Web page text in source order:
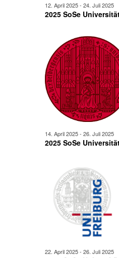
2025 SoSe
12. April 2025- 24. Juli 2025
2025 SoSe
14. April 2025- 26. Juli 2025
22. April 2025- 26. Juli 2025